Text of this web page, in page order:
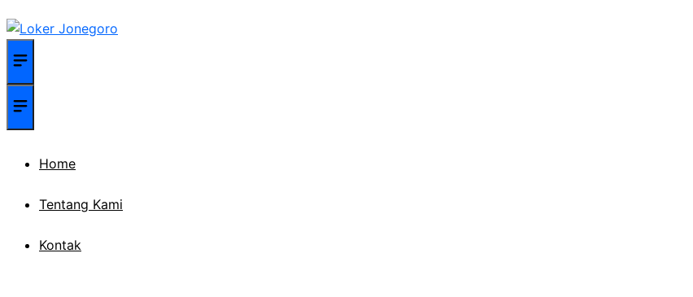
Langsung
ke
isi
Menu
Home
Tentang Kami
Kontak